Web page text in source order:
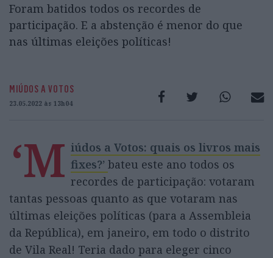
Foram batidos todos os recordes de
participação. E a abstenção é menor do que
nas últimas eleições políticas!
MIÚDOS A VOTOS
23.05.2022 às 13h04
‘M iúdos a Votos: quais os livros mais
fixes?’ bateu este ano todos os
recordes de participação: votaram
tantas pessoas quanto as que votaram nas
últimas eleições políticas (para a Assembleia
da República), em janeiro, em todo o distrito
de Vila Real! Teria dado para eleger cinco